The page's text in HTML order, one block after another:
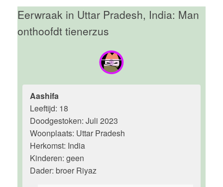
Eerwraak in Uttar Pradesh, India: Man
onthoofdt tienerzus
Aashifa
Leeftijd: 18
Doodgestoken: Juli 2023
Woonplaats: Uttar Pradesh
Herkomst: India
Kinderen: geen
Dader: broer Riyaz